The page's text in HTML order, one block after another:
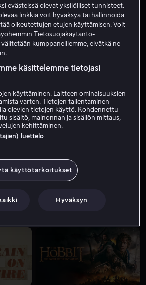
Armitage
Näyttelijä
evästeissä olevat yksilölliset tunnisteet.
linkkiä voit hyväksyä tai hallinnoida
oikeutettujen etujen käyttämisen. Voit
Tietosuojakäytäntö-
välitetään kumppaneillemme, eivätkä ne
käsittelemme tietojasi
käyttäminen. Laitteen ominaisuuksien
varten. Tietojen tallentaminen
olevien tietojen käyttö. Kohdennettu
sisältö, mainonnan ja sisällön mittaus,
kehittäminen.
luettelo
käyttötarkoitukset
Hyväksyn